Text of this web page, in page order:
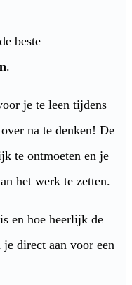
beste
.
je te leen tijdens
na te denken! De
te ontmoeten en je
het werk te zetten.
en hoe heerlijk de
direct aan voor een